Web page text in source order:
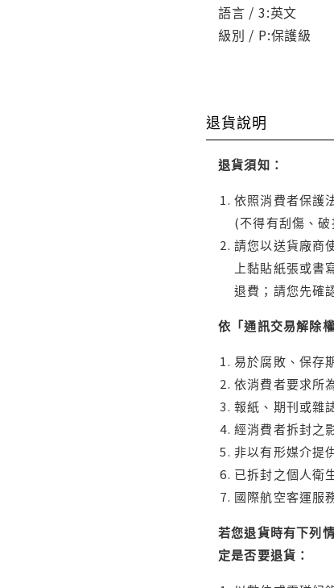
語言 / 3:英文
級別 / P:保護級
退貨說明
退貨須知：
依照消費者保護
(不得有刮傷、
請您以送貨廠商
上黏貼紙張或
退費；請您先確
依「通訊交易解除
易於腐敗、保存
依消費者要求所
報紙、期刊或雜
經消費者拆封之
非以有形媒介提
已拆封之個人衛
國際航空客運服
若您退貨時有下列
定是否要退貨：